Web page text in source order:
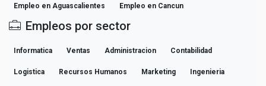
Empleo en Aguascalientes Empleo en Cancun
Empleos por sector
Informatica Ventas Administracion Contabilidad
Logistica Recursos Humanos Marketing Ingenieria